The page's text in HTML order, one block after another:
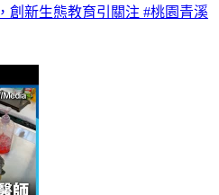
創新生態教育引關注 #桃園青溪